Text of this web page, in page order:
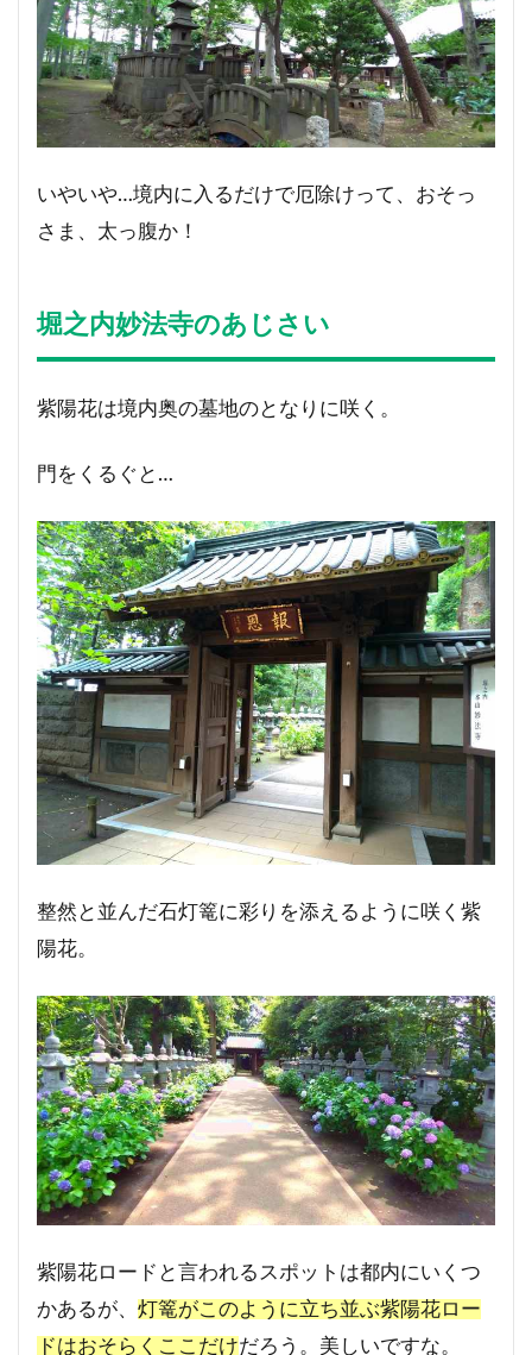
いやいや…境内に入るだけで厄除けって、おそっ
さま、太っ腹か！
堀之内妙法寺のあじさい
紫陽花は境内奥の墓地のとなりに咲く。
門をくるぐと…
整然と並んだ石灯篭に彩りを添えるように咲く紫
陽花。
紫陽花ロードと言われるスポットは都内にいくつ
かあるが、 灯篭がこのように立ち並ぶ紫陽花ロー
ドはおそらくここだけだろう。美しいですな。